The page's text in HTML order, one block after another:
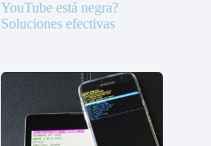
YouTube está negra?
Soluciones efectivas